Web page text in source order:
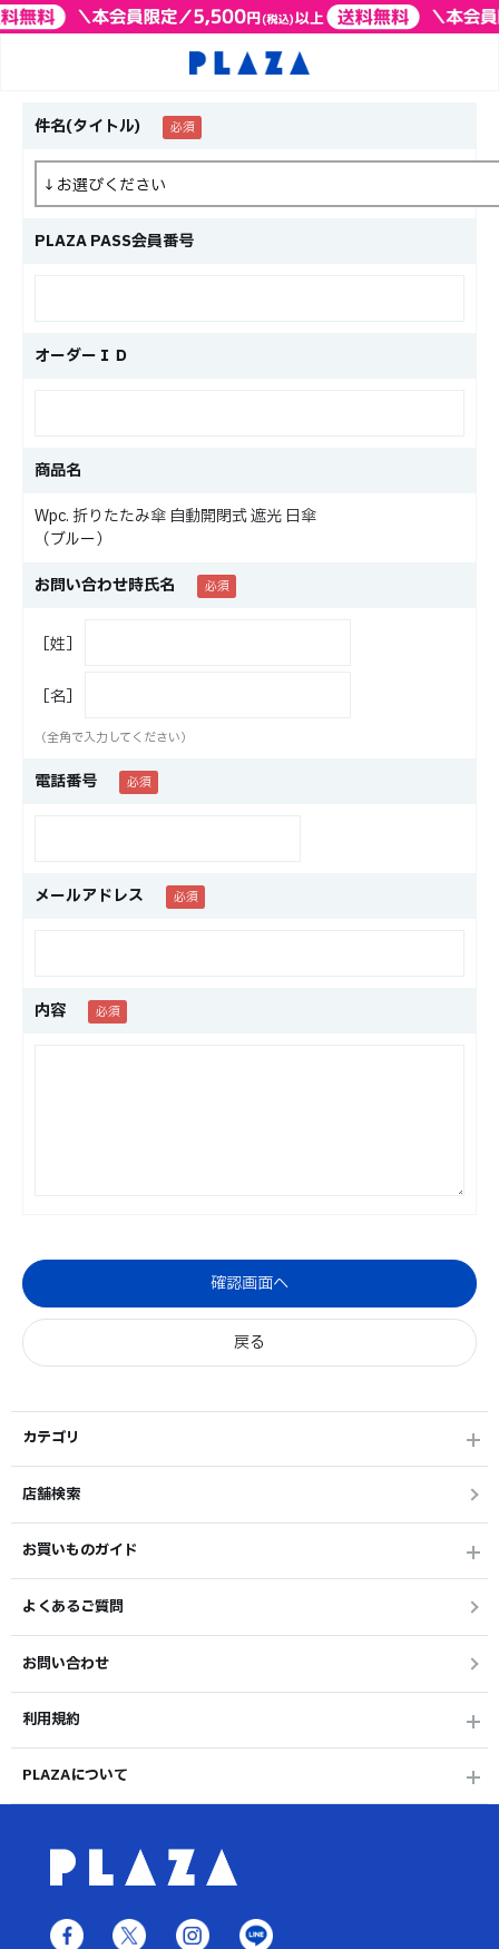
件名(タイトル)
PLAZA PASS会員番号
オーダーＩＤ
商品名
Wpc. 折りたたみ傘 自動開閉式 遮光 日傘
（ブルー）
お問い合わせ時氏名
［姓］
［名］
（全角で入力してください）
電話番号
メールアドレス
内容
カテゴリ
店舗検索
お買いものガイド
よくあるご質問
お問い合わせ
利用規約
PLAZAについて